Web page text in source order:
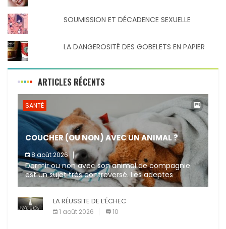
SOUMISSION ET DÉCADENCE SEXUELLE
LA DANGEROSITÉ DES GOBELETS EN PAPIER
ARTICLES RÉCENTS
SANTÉ
COUCHER (OU NON) AVEC UN ANIMAL ?
8 août 2026
Dormir ou non avec son animal de compagnie
est un sujet très controversé. Les adeptes
affirment que la présence de leur compagnon à
LA RÉUSSITE DE L’ÉCHEC
1 août 2026 10